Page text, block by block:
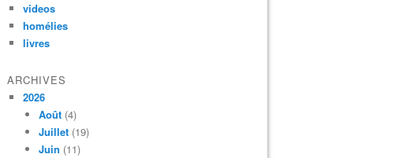
videos
homélies
livres
ARCHIVES
2026
Août (4)
Juillet (19)
Juin (11)